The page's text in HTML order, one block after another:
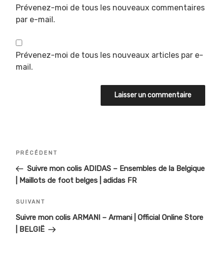
Prévenez-moi de tous les nouveaux commentaires
par e-mail.
Prévenez-moi de tous les nouveaux articles par e-
mail.
Navigation
de
l’article
Article
précédent
PRÉCÉDENT
Suivre mon colis ADIDAS – Ensembles de la Belgique
| Maillots de foot belges | adidas FR
Article
suivant
SUIVANT
Suivre mon colis ARMANI – Armani | Official Online Store
| BELGIË